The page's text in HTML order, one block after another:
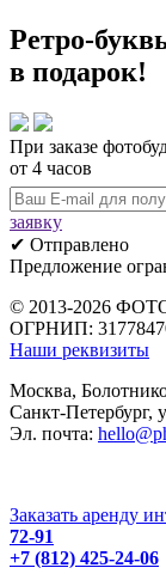
Ретро-
в подарок!
При заказе
от 4 часов
заявку
✔ Отправлено
Предложение
© 2013-2026
ОГРНИП:
Наши реквизиты
Москва,
Санкт-Петербург,
Эл. почта:
Заказать аренду
72-91
+7 (812) 425-24-06